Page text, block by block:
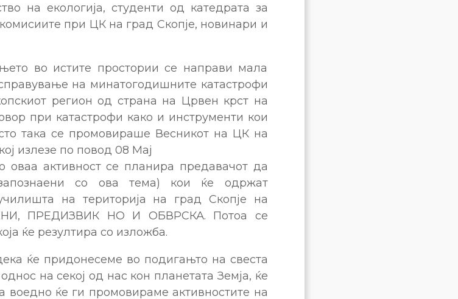
на екологија, студенти од катедрата за
при ЦК на град Скопје, новинари и
во истите простории се направи мала
на минатогодишните катастрофи
регион од страна на Црвен крст на
при катастрофи како и инструменти кои
така се промовираше Весникот на ЦК на
излезе по повод 08 Мај
оваа активност се планира предавачот да
со ова тема) кои ќе одржат
на територија на град Скопје на
ПРЕДИЗВИК НО И ОБВРСКА. Потоа се
ќе резултира со изложба.
ќе придонесеме во подигањто на свеста
на секој од нас кон планетата Земја, ќе
воедно ќе ги промовираме активностите на